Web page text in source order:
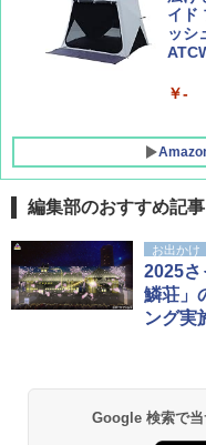
イド
ッシ
￥-
026
コン
￥
レー
編集部のおすすめ記事
お出かけ
2025さ
鱗荘」
ング実
Google 検索で当